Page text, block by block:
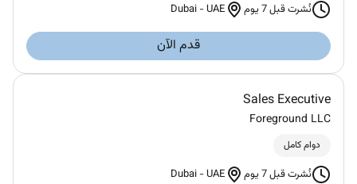
نُشرت قبل 7 يوم Dubai -UAE
قدم الآن
Sales Executive
Foreground LLC
دوام كامل
نُشرت قبل 7 يوم Dubai -UAE